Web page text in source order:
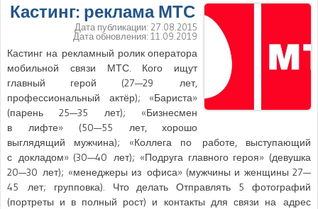
Кастинг: реклама МТС
Дата публикации: 27.08.2015
Дата обновления: 11.09.2019
Кастинг на рекламный ролик оператора
мобильной связи МТС. Кого ищут
главный герой (27—29 лет,
профессиональный актёр); «Бариста»
(парень 25—35 лет); «Бизнесмен
в лифте» (50—55 лет, хорошо
выглядящий мужчина); «Коллега по работе, выступающий
с докладом» (30—40 лет); «Подруга главного героя» (девушка
20—30 лет); «менеджеры из офиса» (мужчины и женщины 27—
45 лет; групповка). Что делать Отправлять 5 фотографий
(портреты и в полный рост) и контакты для связи на адрес